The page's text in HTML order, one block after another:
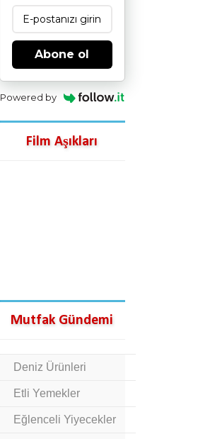
Abone ol
Powered by
Film Aşıkları
Mutfak Gündemi
Deniz Ürünleri
Etli Yemekler
Eğlenceli Yiyecekler